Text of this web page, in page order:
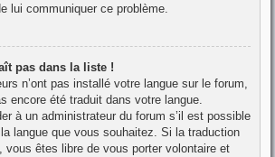
lui communiquer ce problème.
pas dans la liste !
n’ont pas installé votre langue sur le forum,
encore été traduit dans votre langue.
à un administrateur du forum s’il est possible
langue que vous souhaitez. Si la traduction
vous êtes libre de vous porter volontaire et